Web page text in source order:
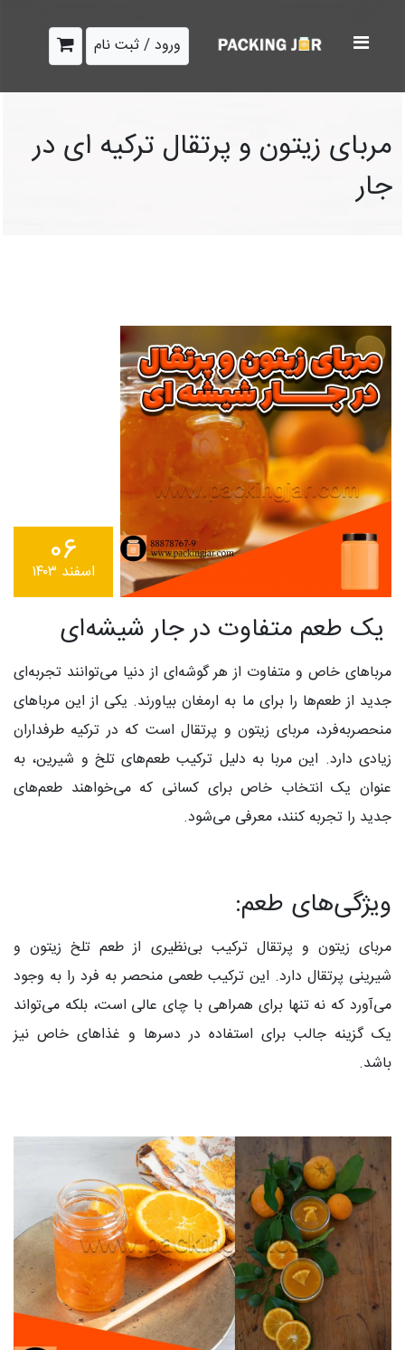
ورود / ثبت نام
مربای زیتون و پرتقال ترکیه ای در
جار
۰۶اسفند ۱۴۰۳
یک طعم متفاوت در جار شیشه‌ای
مرباهای خاص و متفاوت از هر گوشه‌ای از دنیا می‌توانند تجربه‌ای
جدید از طعم‌ها را برای ما به ارمغان بیاورند. یکی از این مرباهای
منحصربه‌فرد، مربای زیتون و پرتقال است که در ترکیه طرفداران
زیادی دارد. این مربا به دلیل ترکیب طعم‌های تلخ و شیرین، به
عنوان یک انتخاب خاص برای کسانی که می‌خواهند طعم‌های
جدید را تجربه کنند، معرفی می‌شود.
ویژگی‌های طعم:
مربای زیتون و پرتقال ترکیب بی‌نظیری از طعم تلخ زیتون و
شیرینی پرتقال دارد. این ترکیب طعمی منحصر به فرد را به وجود
می‌آورد که نه تنها برای همراهی با چای عالی است، بلکه می‌تواند
یک گزینه جالب برای استفاده در دسرها و غذاهای خاص نیز
باشد.